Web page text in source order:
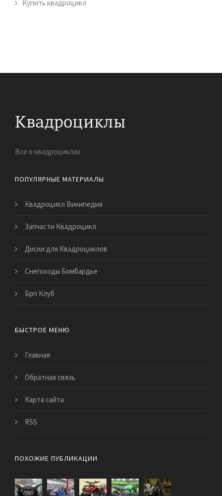
Купить квадроцикл
Все о квадроциклах
ПОПУЛЯРНЫЕ МАТЕРИАЛЫ
Квадроцикл Википедия
Запчасти Квадроцикл
Диски для Квадроциклов
Снегоходы Бомбардье
Брп Клуб
БЫСТРОЕ МЕНЮ
Главная
Обратная связь
Карта сайта
RSS
ПОХОЖИЕ ПУБЛИКАЦИИ